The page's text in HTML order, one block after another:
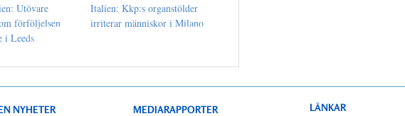
Utövare
förföljelsen
i Leeds
Italien: Kkp:s organstölder
irriterar människor i Milano
NYHETER
MEDIARAPPORTER
LÄNKAR